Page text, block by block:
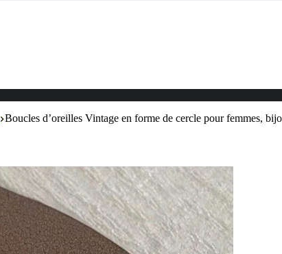
Boucles d’oreilles Vintage en forme de cercle pour femmes,